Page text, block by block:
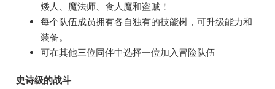
矮人、魔法师、食人魔和盗贼！
每个队伍成员拥有各自独有的技能树，可升级能力和
装备。
可在其他三位同伴中选择一位加入冒险队伍
史诗级的战斗